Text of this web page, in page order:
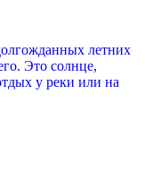
летних
Это солнце,
у реки или на